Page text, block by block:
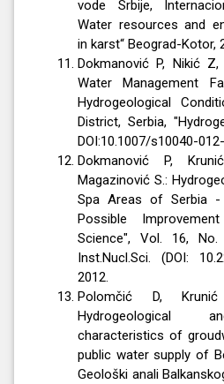
vode Srbije,
Water resources and
in karst“ Beograd-Kotor,
Dokmanović P, Nikić
Water Management
Hydrogeological
District, Serbia,
DOI:10.1007/s10040-
Dokmanović P,
Magazinović S.:
Spa Areas of Serbia -
Possible
Science", Vol. 16,
Inst.Nucl.Sci. (DOI:
2012.
Polomčić D, Krunić
Hydrogeological
characteristics of
public water supply of
Geološki anali